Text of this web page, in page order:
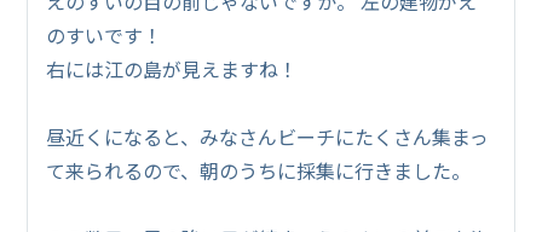
のすいです！
右には江の島が見えますね！
昼近くになると、みなさんビーチにたくさん集まっ
て来られるので、朝のうちに採集に行きました。